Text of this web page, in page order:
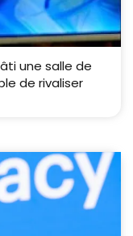
une salle de
de rivaliser